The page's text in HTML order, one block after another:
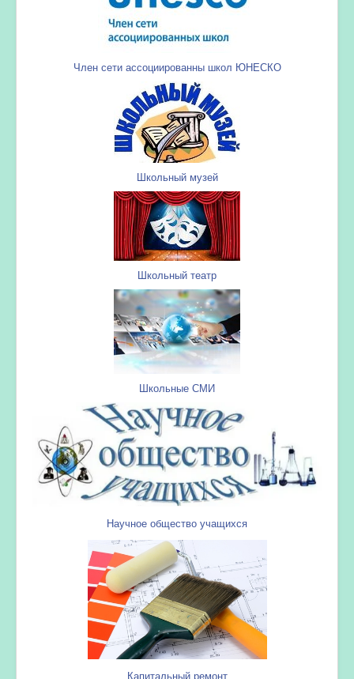
Член сети ассоциированны школ ЮНЕСКО
Школьный музей
Школьный театр
Школьные СМИ
Научное общество учащихся
Капитальный ремонт